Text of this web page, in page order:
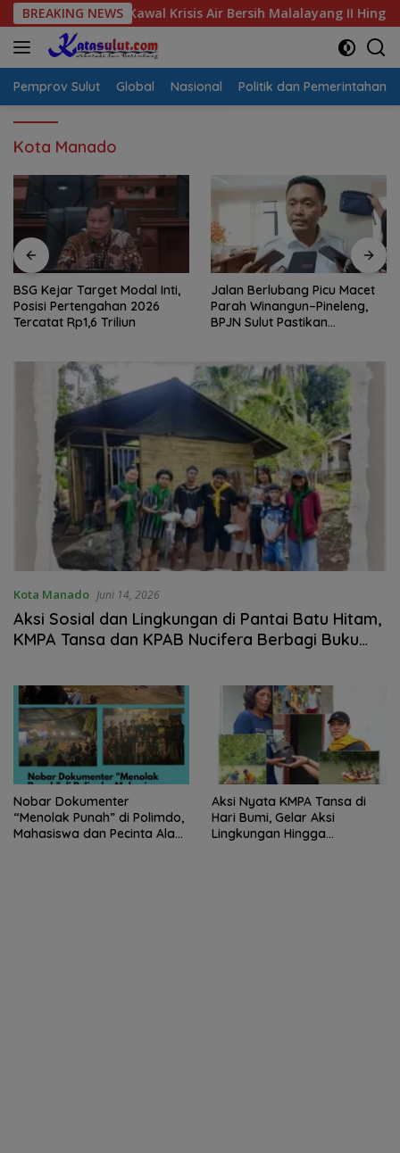
Langsung
ke
konten
BREAKING NEWS
Kawal Krisis Air Bersih Malalayang II Hingga Perbaikan
Pemprov Sulut Global Nasional Politik dan Pemerintahan
Kota Manado
BSG Kejar Target Modal Inti,
Posisi Pertengahan 2026
Tercatat Rp1,6 Triliun
Jalan Berlubang Picu Macet
Parah Winangun–Pineleng,
BPJN Sulut Pastikan
Kota Manado Juni 14, 2026
Aksi Sosial dan Lingkungan di Pantai Batu Hitam,
KMPA Tansa dan KPAB Nucifera Berbagi Buku
Nobar Dokumenter
“Menolak Punah” di Polimdo,
Mahasiswa dan Pecinta Alam
Aksi Nyata KMPA Tansa di
Hari Bumi, Gelar Aksi
Lingkungan Hingga